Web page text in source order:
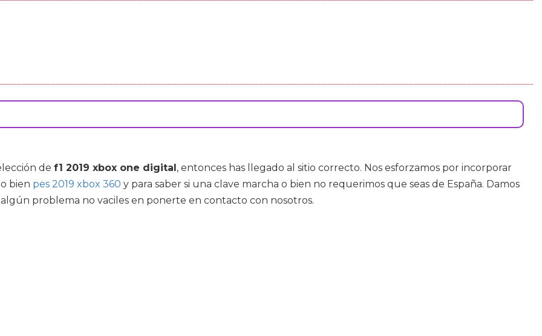
de f1 2019 xbox one digital, entonces has llegado al sitio correcto. Nos esforzamos por incorporar
bien pes 2019 xbox 360 y para saber si una clave marcha o bien no requerimos que seas de España. Damos
problema no vaciles en ponerte en contacto con nosotros.